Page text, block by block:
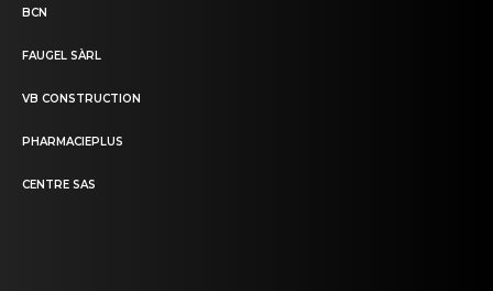
BCN
FAUGEL SÀRL
VB CONSTRUCTION
PHARMACIEPLUS
CENTRE SAS